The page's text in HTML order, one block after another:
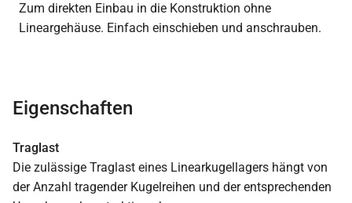
Zum direkten Einbau in die Konstruktion ohne
Lineargehäuse. Einfach einschieben und anschrauben.
Eigenschaften
Traglast
Die zulässige Traglast eines Linearkugellagers hängt von
der Anzahl tragender Kugelreihen und der entsprechenden